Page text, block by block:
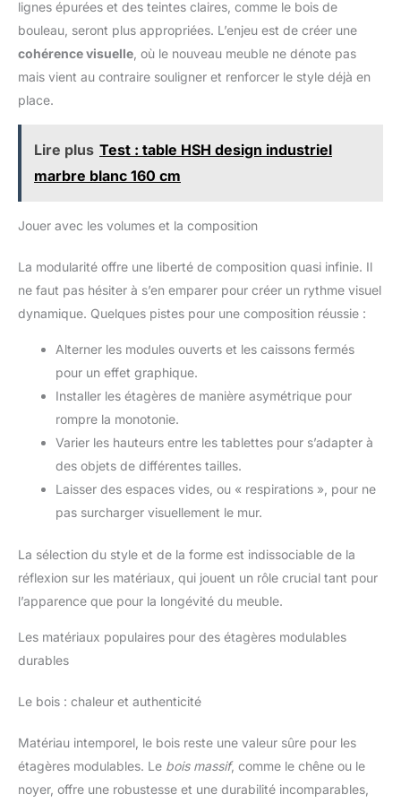
organiser des livres, des plantes, des cosmétiques, des
tasses, tout autre objet du quotidien.
lignes épurées et des teintes claires, comme le bois de
bouleau, seront plus appropriées. L’enjeu est de créer une
cohérence visuelle , où le nouveau meuble ne dénote pas
mais vient au contraire souligner et renforcer le style déjà en
place.
Lire plus Test : table HSH design industriel
marbre blanc 160 cm
Jouer avec les volumes et la composition
La modularité offre une liberté de composition quasi infinie. Il
ne faut pas hésiter à s’en emparer pour créer un rythme visuel
dynamique. Quelques pistes pour une composition réussie :
Alterner les modules ouverts et les caissons fermés
pour un effet graphique.
Installer les étagères de manière asymétrique pour
rompre la monotonie.
Varier les hauteurs entre les tablettes pour s’adapter à
des objets de différentes tailles.
Laisser des espaces vides, ou « respirations », pour ne
pas surcharger visuellement le mur.
La sélection du style et de la forme est indissociable de la
réflexion sur les matériaux, qui jouent un rôle crucial tant pour
l’apparence que pour la longévité du meuble.
Les matériaux populaires pour des étagères modulables
durables
Le bois : chaleur et authenticité
Matériau intemporel, le bois reste une valeur sûre pour les
étagères modulables. Le bois massif, comme le chêne ou le
noyer, offre une robustesse et une durabilité incomparables,